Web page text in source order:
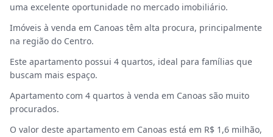
uma excelente oportunidade no mercado imobiliário.
Imóveis à venda em Canoas têm alta procura, principalmente
na região do Centro.
Este apartamento possui 4 quartos, ideal para famílias que
buscam mais espaço.
Apartamento com 4 quartos à venda em Canoas são muito
procurados.
O valor deste apartamento em Canoas está em R$ 1,6 milhão,